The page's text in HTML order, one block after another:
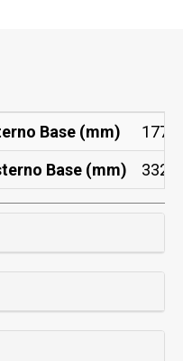
Base (mm)
177
Base (mm)
332